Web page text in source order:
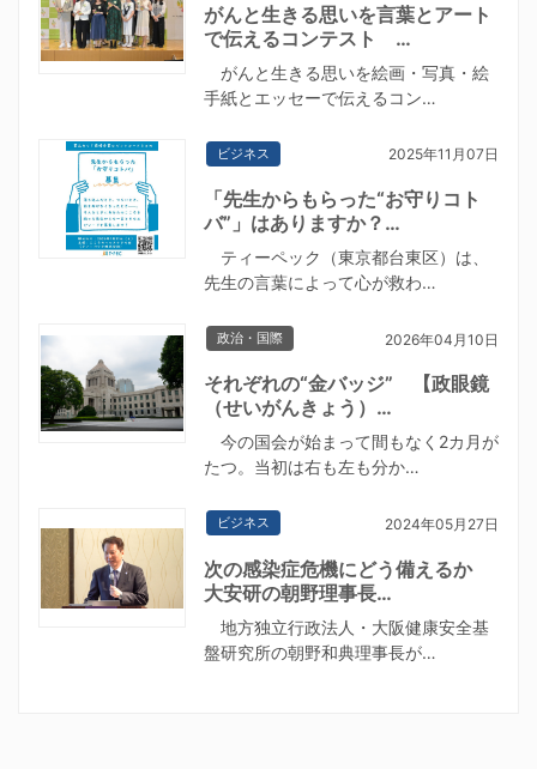
がんと生きる思いを言葉とアート
で伝えるコンテスト …
がんと生きる思いを絵画・写真・絵
手紙とエッセーで伝えるコン…
ビジネス 2025年11月07日
「先生からもらった“お守りコト
バ”」はありますか？…
ティーペック（東京都台東区）は、
先生の言葉によって心が救わ…
政治・国際 2026年04月10日
それぞれの“金バッジ” 【政眼鏡
（せいがんきょう）…
今の国会が始まって間もなく2カ月が
たつ。当初は右も左も分か…
ビジネス 2024年05月27日
次の感染症危機にどう備えるか
大安研の朝野理事長…
地方独立行政法人・大阪健康安全基
盤研究所の朝野和典理事長が…